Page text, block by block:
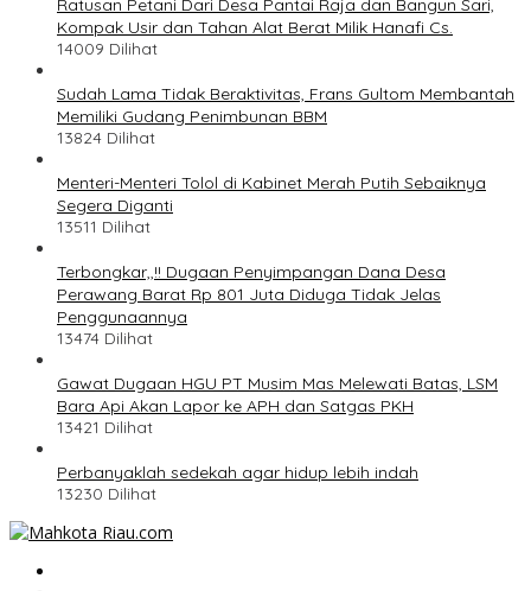
Ratusan Petani Dari Desa Pantai Raja dan Bangun Sari,
Kompak Usir dan Tahan Alat Berat Milik Hanafi Cs.
14009 Dilihat
Sudah Lama Tidak Beraktivitas, Frans Gultom Membantah
Memiliki Gudang Penimbunan BBM
13824 Dilihat
Menteri-Menteri Tolol di Kabinet Merah Putih Sebaiknya
Segera Diganti
13511 Dilihat
Terbongkar,,!! Dugaan Penyimpangan Dana Desa
Perawang Barat Rp 801 Juta Diduga Tidak Jelas
Penggunaannya
13474 Dilihat
Gawat Dugaan HGU PT Musim Mas Melewati Batas, LSM
Bara Api Akan Lapor ke APH dan Satgas PKH
13421 Dilihat
Perbanyaklah sedekah agar hidup lebih indah
13230 Dilihat